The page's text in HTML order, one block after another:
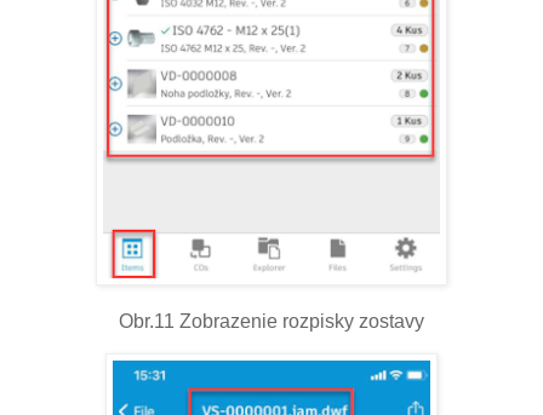
Obr.11 Zobrazenie rozpisky zostavy